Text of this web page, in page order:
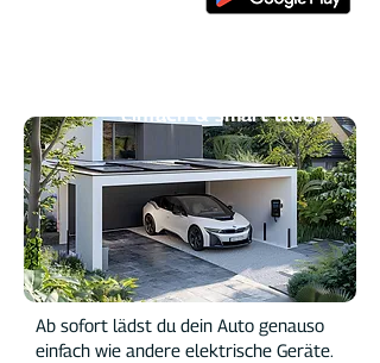
Ab sofort lädst du dein Auto genauso
einfach wie andere elektrische Geräte.
einfach & smart laden